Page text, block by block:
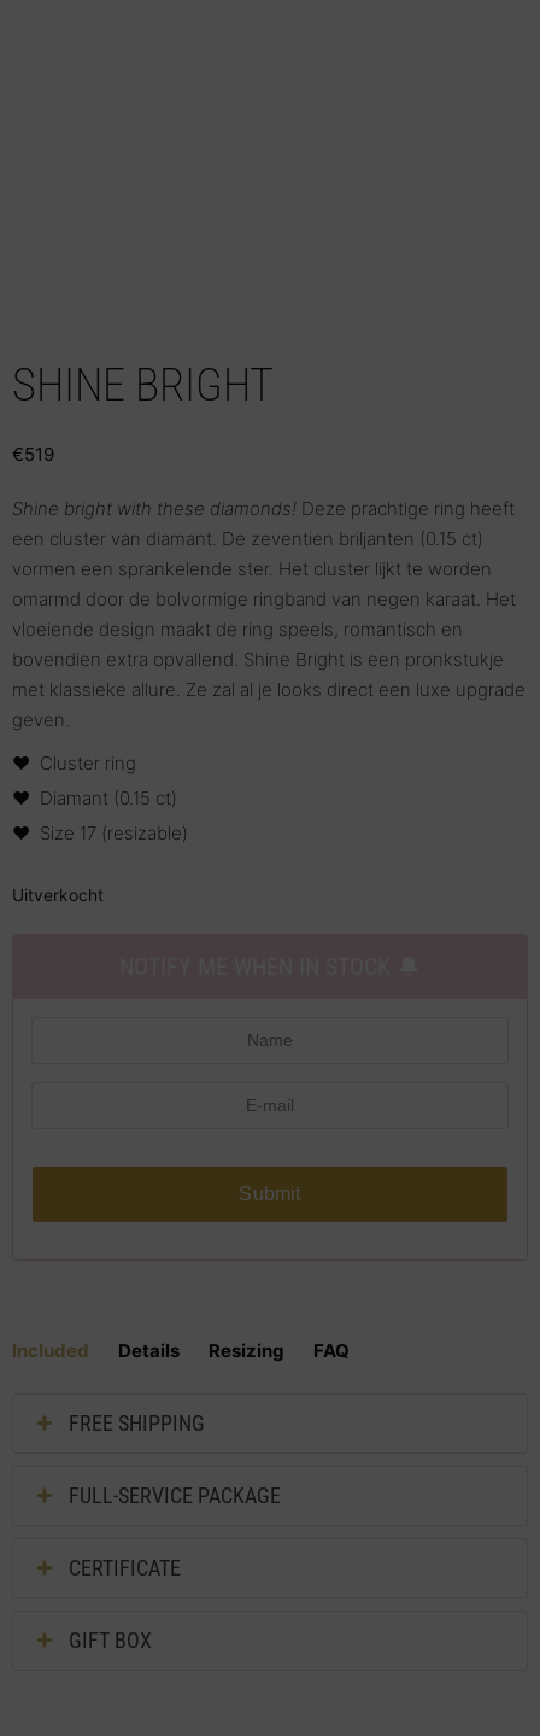
SHINE BRIGHT
€519
Shine bright with these diamonds! Deze prachtige ring heeft
een cluster van diamant. De zeventien briljanten (0.15 ct)
vormen een sprankelende ster. Het cluster lijkt te worden
omarmd door de bolvormige ringband van negen karaat. Het
vloeiende design maakt de ring speels, romantisch en
bovendien extra opvallend. Shine Bright is een pronkstukje
met klassieke allure. Ze zal al je looks direct een luxe upgrade
geven.
Cluster ring
Diamant (0.15 ct)
Size 17 (resizable)
Uitverkocht
Submit
Included Details Resizing FAQ
FREE SHIPPING
FULL-SERVICE PACKAGE
CERTIFICATE
GIFT BOX